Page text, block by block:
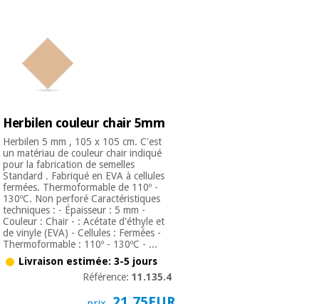
Offres
Académie
Tech
Fisaude
Médecine
traditionnelle
chinoise
clinique
Armoires
thérapeutiques
Matériel de
protection
essentiel
pour les
coronavirus
Nouveautes
Outlet
Académie
Tech
Fisaude
équipement
médical
Médecine
traditionnelle
chinoise
Mobilier
clinique
Armoires
Herbilen couleur chair 5mm
Herbilen 5 mm , 105 x 105 cm. C'est
un matériau de couleur chair indiqué
pour la fabrication de semelles
Standard . Fabriqué en EVA à cellules
fermées. Thermoformable de 110º -
130ºC. Non perforé Caractéristiques
techniques : - Épaisseur : 5 mm -
Couleur : Chair - : Acétate d'éthyle et
de vinyle (EVA) - Cellules : Fermées -
Thermoformable : 110º - 130ºC - ...
Livraison estimée: 3-5 jours
Référence:11.135.4